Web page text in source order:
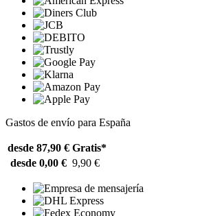
Gastos de envío para España
desde 87,90 € Gratis*
desde 0,00 € 9,90 €